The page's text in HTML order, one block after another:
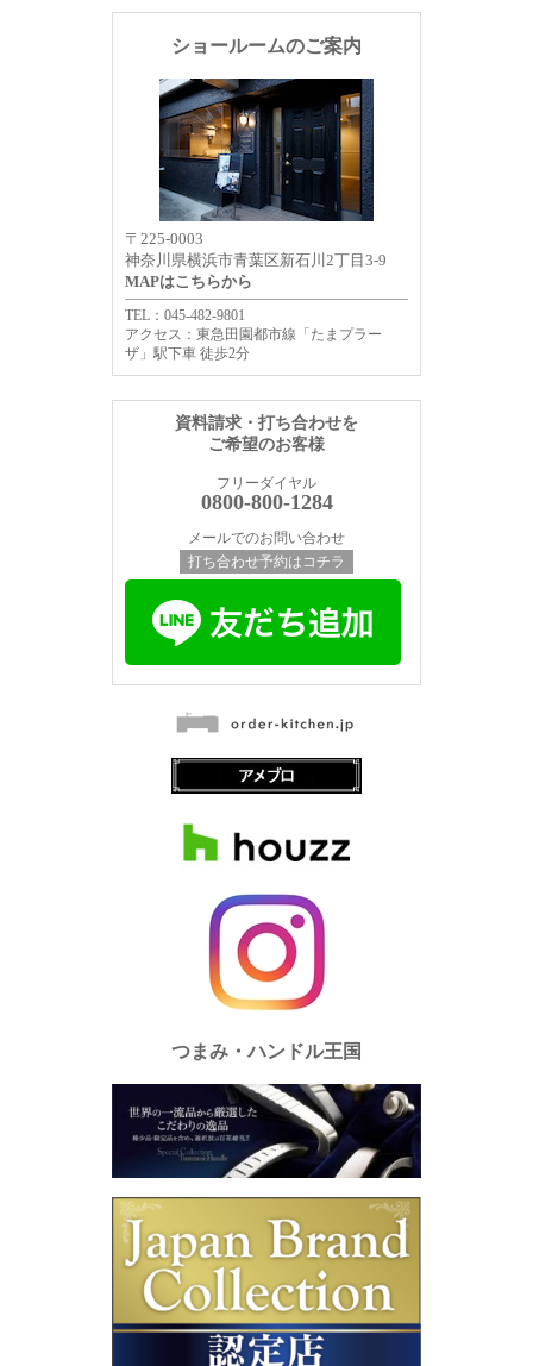
ショールームのご案内
〒225-0003
神奈川県横浜市青葉区新石川2丁目3-9
MAPはこちらから
TEL：045-482-9801
アクセス：東急田園都市線「たまプラー
ザ」駅下車 徒歩2分
資料請求・打ち合わせを
ご希望のお客様
フリーダイヤル
0800-800-1284
メールでのお問い合わせ
打ち合わせ予約はコチラ
つまみ・ハンドル王国